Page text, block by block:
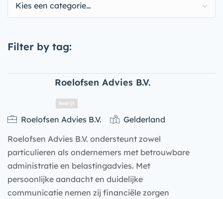
Kies een categorie…
Filter by tag:
Roelofsen Advies B.V.
Roelofsen Advies B.V.
Gelderland
Roelofsen Advies B.V. ondersteunt zowel
particulieren als ondernemers met betrouwbare
administratie en belastingadvies. Met
persoonlijke aandacht en duidelijke
communicatie nemen zij financiële zorgen